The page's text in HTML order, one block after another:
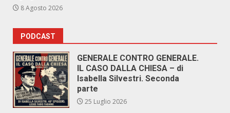
8 Agosto 2026
PODCAST
GENERALE CONTRO GENERALE.
IL CASO DALLA CHIESA – di
Isabella Silvestri. Seconda
parte
25 Luglio 2026